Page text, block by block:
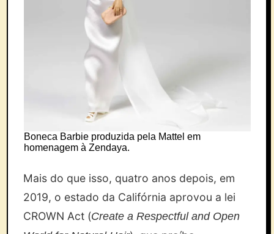
Boneca Barbie produzida pela Mattel em
homenagem à Zendaya.
Mais do que isso, quatro anos depois, em
2019, o estado da Califórnia aprovou a lei
CROWN Act (Create a Respectful and Open